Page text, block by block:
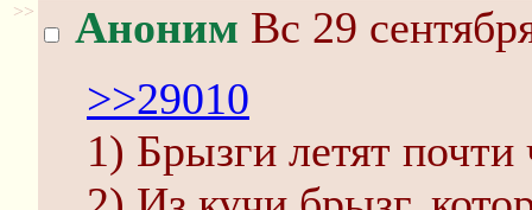
>> Аноним Вс 29
>>29010
1) Брызги летят